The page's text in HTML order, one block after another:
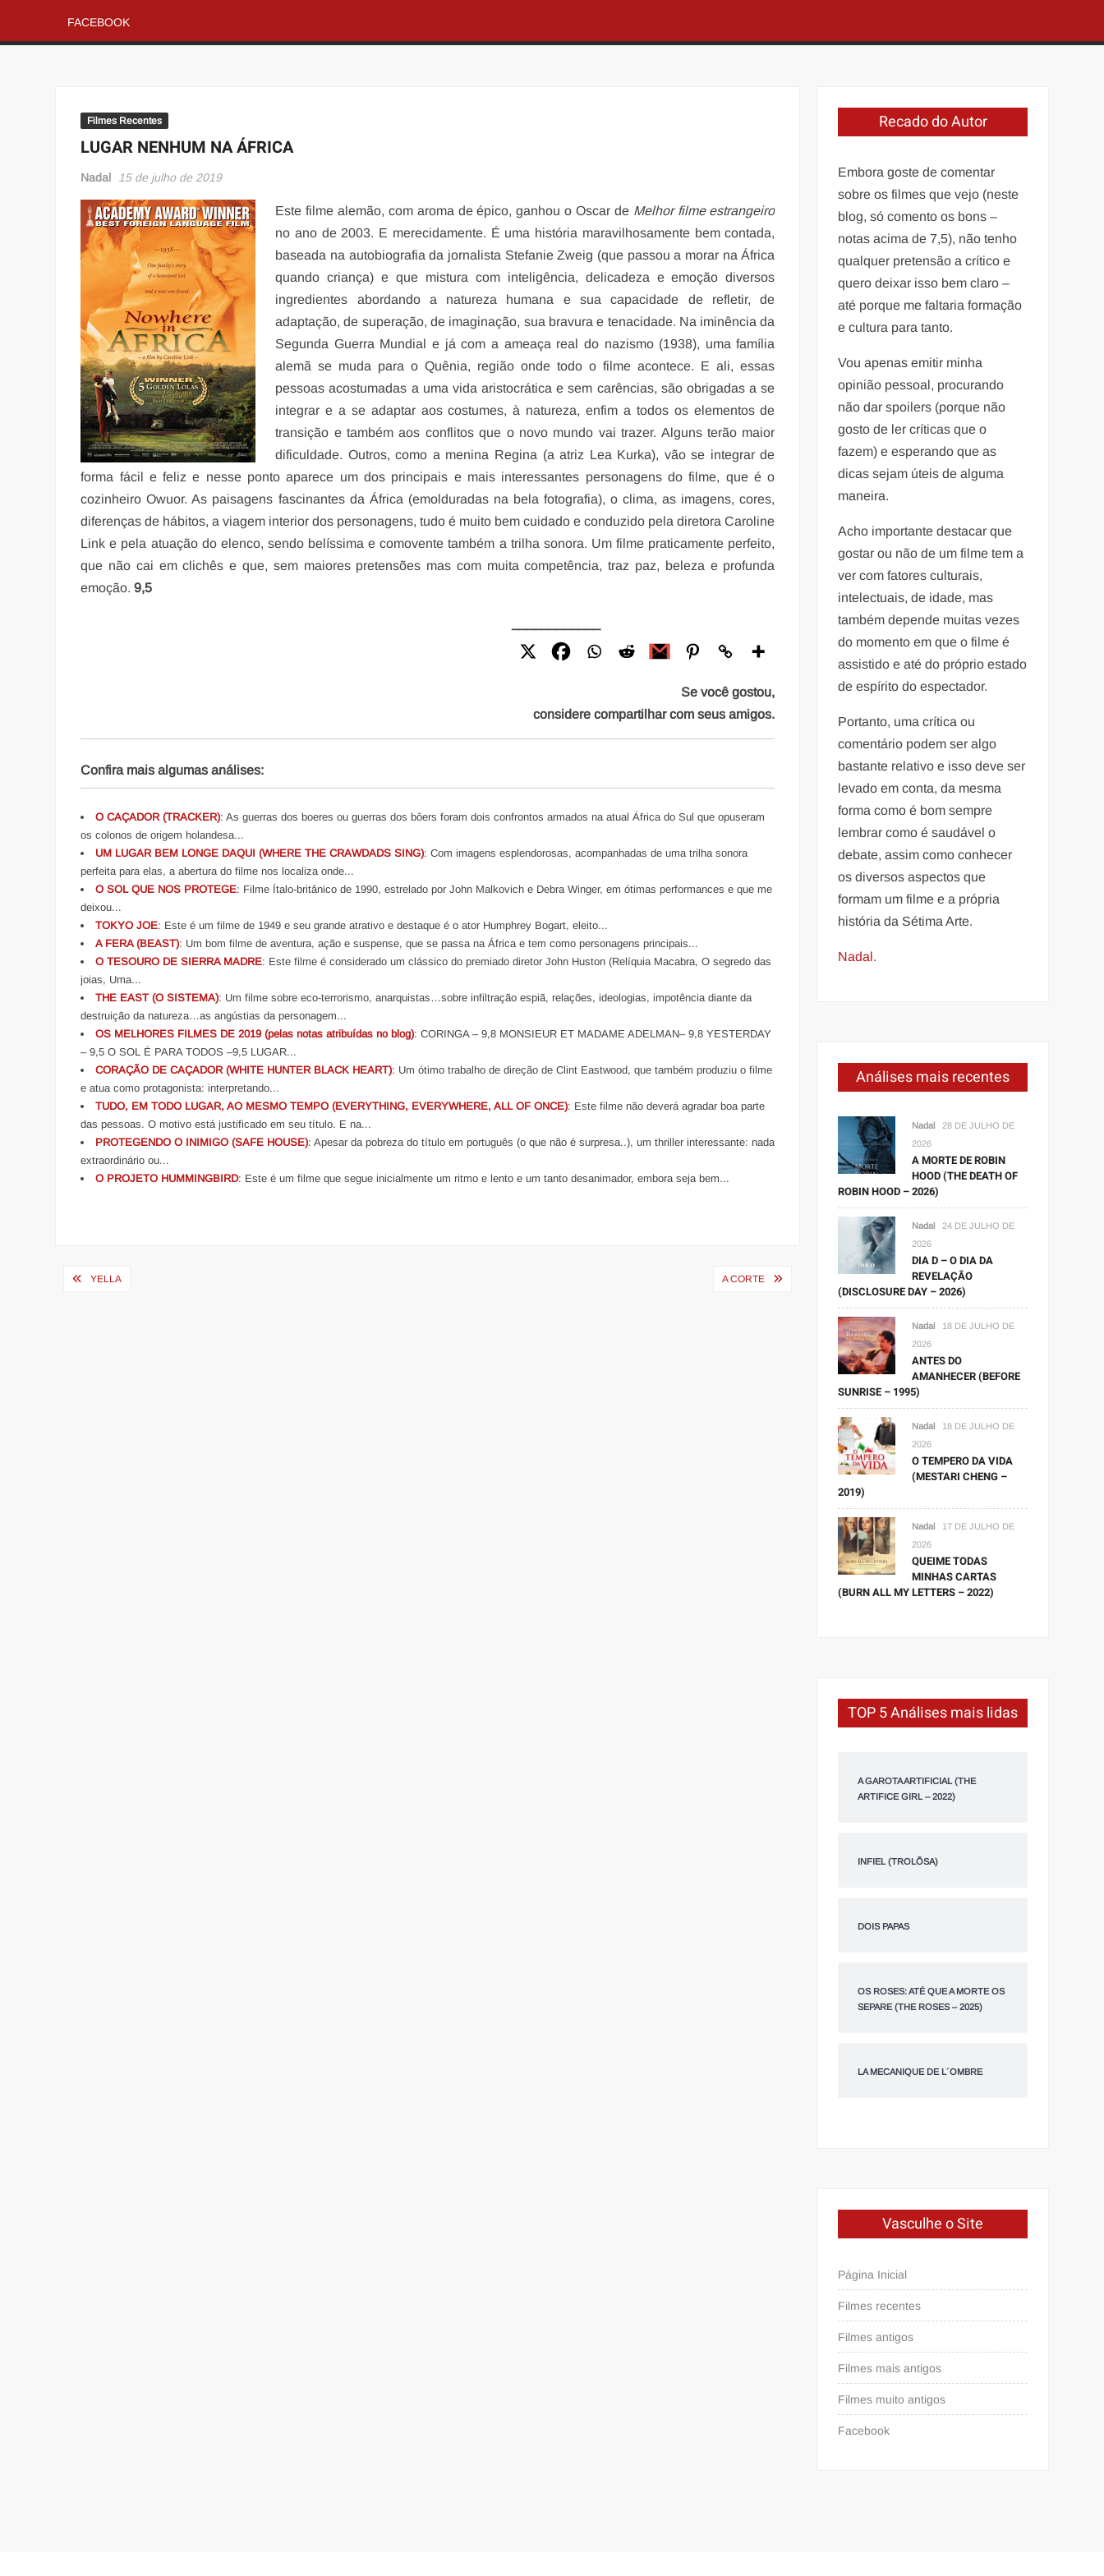
FACEBOOK
Filmes Recentes
LUGAR NENHUM NA ÁFRICA
Nadal 15 de julho de 2019
Este filme alemão, com aroma de épico, ganhou o Oscar de Melhor filme estrangeiro
no ano de 2003. E merecidamente. É uma história maravilhosamente bem contada,
baseada na autobiografia da jornalista Stefanie Zweig (que passou a morar na África
quando criança) e que mistura com inteligência, delicadeza e emoção diversos
ingredientes abordando a natureza humana e sua capacidade de refletir, de
adaptação, de superação, de imaginação, sua bravura e tenacidade. Na iminência da
Segunda Guerra Mundial e já com a ameaça real do nazismo (1938), uma família
alemã se muda para o Quênia, região onde todo o filme acontece. E ali, essas
pessoas acostumadas a uma vida aristocrática e sem carências, são obrigadas a se
integrar e a se adaptar aos costumes, à natureza, enfim a todos os elementos de
transição e também aos conflitos que o novo mundo vai trazer. Alguns terão maior
dificuldade. Outros, como a menina Regina (a atriz Lea Kurka), vão se integrar de
forma fácil e feliz e nesse ponto aparece um dos principais e mais interessantes personagens do filme, que é o
cozinheiro Owuor. As paisagens fascinantes da África (emolduradas na bela fotografia), o clima, as imagens, cores,
diferenças de hábitos, a viagem interior dos personagens, tudo é muito bem cuidado e conduzido pela diretora Caroline
Link e pela atuação do elenco, sendo belíssima e comovente também a trilha sonora. Um filme praticamente perfeito,
que não cai em clichês e que, sem maiores pretensões mas com muita competência, traz paz, beleza e profunda
emoção.9,5
Se você gostou,
considere compartilhar com seus amigos.
Confira mais algumas análises:
O CAÇADOR (TRACKER): As guerras dos boeres ou guerras dos bôers foram dois confrontos armados na atual África do Sul que opuseram
os colonos de origem holandesa...
UM LUGAR BEM LONGE DAQUI (WHERE THE CRAWDADS SING): Com imagens esplendorosas, acompanhadas de uma trilha sonora
perfeita para elas, a abertura do filme nos localiza onde...
O SOL QUE NOS PROTEGE: Filme Ítalo-britânico de 1990, estrelado por John Malkovich e Debra Winger, em ótimas performances e que me
deixou...
TOKYO JOE: Este é um filme de 1949 e seu grande atrativo e destaque é o ator Humphrey Bogart, eleito...
A FERA (BEAST): Um bom filme de aventura, ação e suspense, que se passa na África e tem como personagens principais...
O TESOURO DE SIERRA MADRE: Este filme é considerado um clássico do premiado diretor John Huston (Relíquia Macabra, O segredo das
joias, Uma...
THE EAST (O SISTEMA): Um filme sobre eco-terrorismo, anarquistas…sobre infiltração espiã, relações, ideologias, impotência diante da
destruição da natureza…as angústias da personagem...
OS MELHORES FILMES DE 2019 (pelas notas atribuídas no blog): CORINGA – 9,8 MONSIEUR ET MADAME ADELMAN– 9,8 YESTERDAY
– 9,5 O SOL É PARA TODOS –9,5 LUGAR...
CORAÇÃO DE CAÇADOR (WHITE HUNTER BLACK HEART): Um ótimo trabalho de direção de Clint Eastwood, que também produziu o filme
e atua como protagonista: interpretando...
TUDO, EM TODO LUGAR, AO MESMO TEMPO (EVERYTHING, EVERYWHERE, ALL OF ONCE): Este filme não deverá agradar boa parte
das pessoas. O motivo está justificado em seu título. E na...
PROTEGENDO O INIMIGO (SAFE HOUSE): Apesar da pobreza do título em português (o que não é surpresa..), um thriller interessante: nada
extraordinário ou...
O PROJETO HUMMINGBIRD: Este é um filme que segue inicialmente um ritmo e lento e um tanto desanimador, embora seja bem...
Navegação
YELLA A CORTE
Recado do Autor
Embora goste de comentar
sobre os filmes que vejo (neste
blog, só comento os bons –
notas acima de 7,5), não tenho
qualquer pretensão a crítico e
quero deixar isso bem claro –
até porque me faltaria formação
e cultura para tanto.
Vou apenas emitir minha
opinião pessoal, procurando
não dar spoilers (porque não
gosto de ler críticas que o
fazem) e esperando que as
dicas sejam úteis de alguma
maneira.
Acho importante destacar que
gostar ou não de um filme tem a
ver com fatores culturais,
intelectuais, de idade, mas
também depende muitas vezes
do momento em que o filme é
assistido e até do próprio estado
de espírito do espectador.
Portanto, uma crítica ou
comentário podem ser algo
bastante relativo e isso deve ser
levado em conta, da mesma
forma como é bom sempre
lembrar como é saudável o
debate, assim como conhecer
os diversos aspectos que
formam um filme e a própria
história da Sétima Arte.
Nadal.
Análises mais recentes
Nadal
28 DE JULHO DE
2026
A MORTE DE ROBIN
HOOD (THE DEATH OF
ROBIN HOOD – 2026)
Nadal
24 DE JULHO DE
2026
DIA D – O DIA DA
REVELAÇÃO
(DISCLOSURE DAY – 2026)
Nadal
18 DE JULHO DE
2026
ANTES DO
AMANHECER (BEFORE
SUNRISE – 1995)
Nadal
18 DE JULHO DE
2026
O TEMPERO DA VIDA
(MESTARI CHENG –
2019)
Nadal
17 DE JULHO DE
2026
QUEIME TODAS
MINHAS CARTAS
(BURN ALL MY LETTERS – 2022)
TOP 5 Análises mais lidas
A GAROTA ARTIFICIAL (THE
ARTIFICE GIRL – 2022)
INFIEL (TROLÕSA)
DOIS PAPAS
OS ROSES: ATÉ QUE A MORTE OS
SEPARE (THE ROSES – 2025)
LA MECANIQUE DE L´OMBRE
Vasculhe o Site
Página Inicial
Filmes recentes
Filmes antigos
Filmes mais antigos
Filmes muito antigos
Facebook